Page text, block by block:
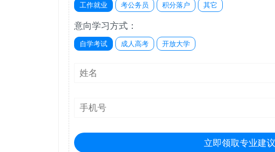
工作就业 考公务员 积分落户 其它
意向学习方式：
自学考试 成人高考 开放大学
立即领取专业建议